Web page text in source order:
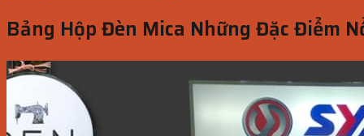
Bảng Hộp Đèn Mica Những Đặc Điểm